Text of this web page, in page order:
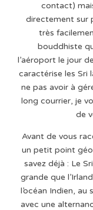
contact)
directement sur
très
bouddhiste
l’aéroport le jour
caractérise les Sri
ne pas avoir à
long courrier, je
de
Avant de vous
un petit point géo
savez déjà : Le
grande que
l’océan Indien,
avec une